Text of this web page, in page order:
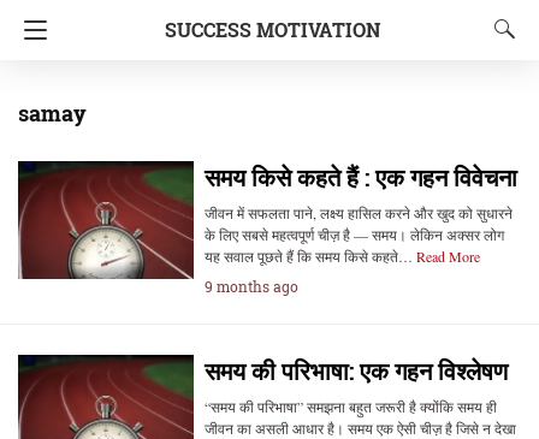
SUCCESS MOTIVATION
samay
समय किसे कहते हैं : एक गहन विवेचना
जीवन में सफलता पाने, लक्ष्य हासिल करने और खुद को सुधारने
के लिए सबसे महत्वपूर्ण चीज़ है — समय। लेकिन अक्सर लोग
यह सवाल पूछते हैं कि समय किसे कहते… Read More
9 months ago
समय की परिभाषा: एक गहन विश्लेषण
“समय की परिभाषा” समझना बहुत जरूरी है क्योंकि समय ही
जीवन का असली आधार है। समय एक ऐसी चीज़ है जिसे न देखा